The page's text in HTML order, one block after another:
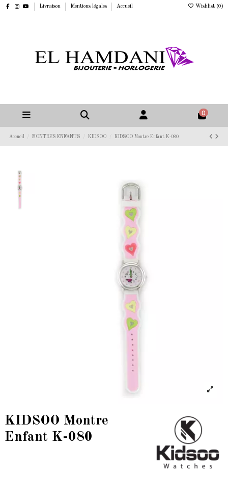
Livraison Mentions légales Accueil Wishlist (0 )
0
Accueil MONTRES ENFANTS KIDSOO KIDSOO Montre Enfant K-080
KIDSOO Montre
Enfant K-080